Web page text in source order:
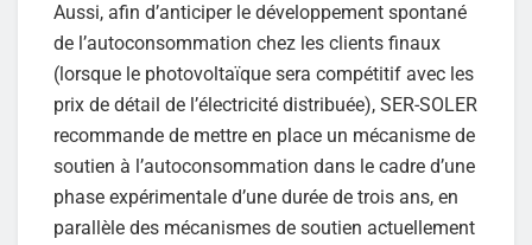
Aussi, afin d’anticiper le développement spontané
de l’autoconsommation chez les clients finaux
(lorsque le photovoltaïque sera compétitif avec les
prix de détail de l’électricité distribuée), SER-SOLER
recommande de mettre en place un mécanisme de
soutien à l’autoconsommation dans le cadre d’une
phase expérimentale d’une durée de trois ans, en
parallèle des mécanismes de soutien actuellement